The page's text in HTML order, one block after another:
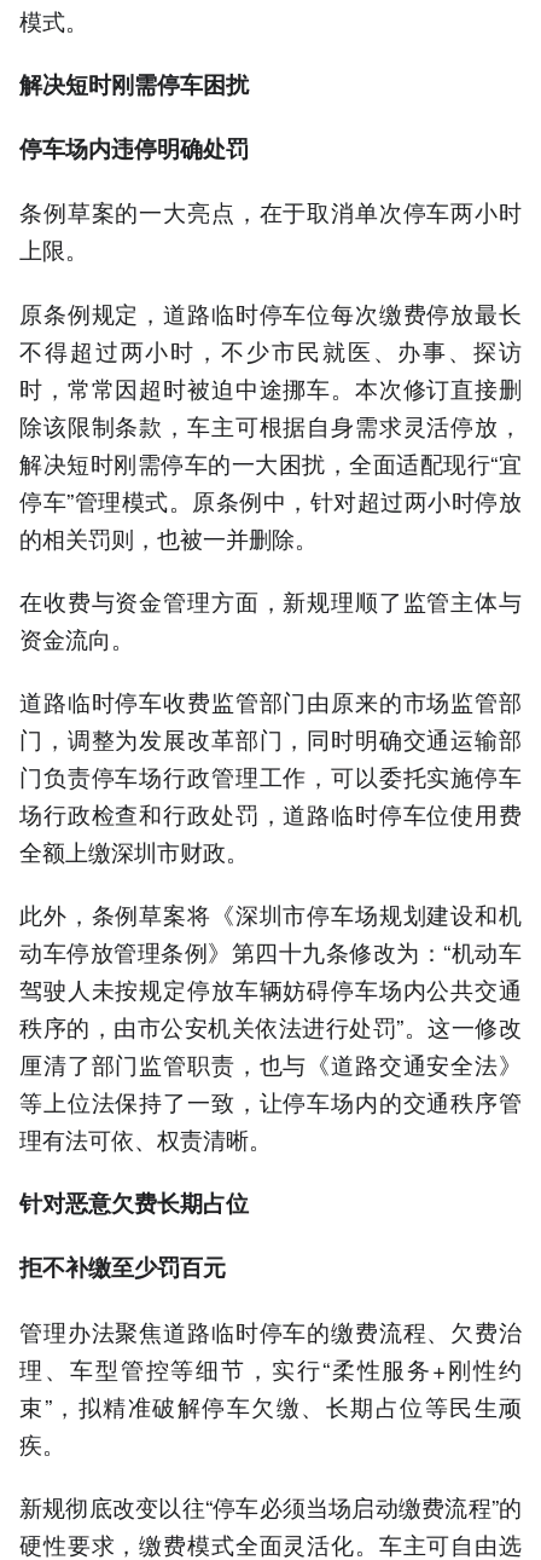
模式。
解决短时刚需停车困扰
停车场内违停明确处罚
条例草案的一大亮点，在于取消单次停车两小时
上限。
原条例规定，道路临时停车位每次缴费停放最长
不得超过两小时，不少市民就医、办事、探访
时，常常因超时被迫中途挪车。本次修订直接删
除该限制条款，车主可根据自身需求灵活停放，
解决短时刚需停车的一大困扰，全面适配现行“宜
停车”管理模式。原条例中，针对超过两小时停放
的相关罚则，也被一并删除。
在收费与资金管理方面，新规理顺了监管主体与
资金流向。
道路临时停车收费监管部门由原来的市场监管部
门，调整为发展改革部门，同时明确交通运输部
门负责停车场行政管理工作，可以委托实施停车
场行政检查和行政处罚，道路临时停车位使用费
全额上缴深圳市财政。
此外，条例草案将《深圳市停车场规划建设和机
动车停放管理条例》第四十九条修改为：“机动车
驾驶人未按规定停放车辆妨碍停车场内公共交通
秩序的，由市公安机关依法进行处罚”。这一修改
厘清了部门监管职责，也与《道路交通安全法》
等上位法保持了一致，让停车场内的交通秩序管
理有法可依、权责清晰。
针对恶意欠费长期占位
拒不补缴至少罚百元
管理办法聚焦道路临时停车的缴费流程、欠费治
理、车型管控等细节，实行“柔性服务+刚性约
束”，拟精准破解停车欠缴、长期占位等民生顽
疾。
新规彻底改变以往“停车必须当场启动缴费流程”的
硬性要求，缴费模式全面灵活化。车主可自由选